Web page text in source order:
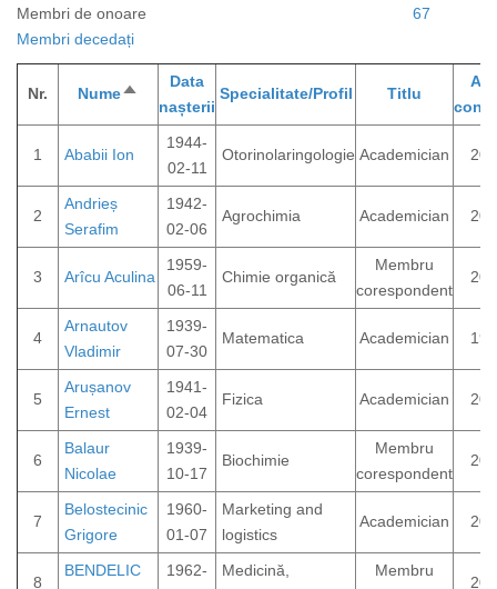
Membri de onoare
67
Membri decedați
Nr. Nume Sortează
descrescător
Data
nașterii
Specialitate/Profil Titlu
1 Ababii Ion
1944-
02-11
Otorinolaringologie Academician
2
Andrieș
Serafim
1942-
02-06
Agrochimia Academician
3 Arîcu Aculina
1959-
06-11
Chimie organică
Membru
corespondent
4
Arnautov
Vladimir
1939-
07-30
Matematica Academician
5
Arușanov
Ernest
1941-
02-04
Fizica Academician
6
Balaur
Nicolae
1939-
10-17
Biochimie
Membru
corespondent
7
Belostecinic
Grigore
1960-
01-07
Marketing and
logistics
Academician
8
BENDELIC
1962-
Medicină,
Membru